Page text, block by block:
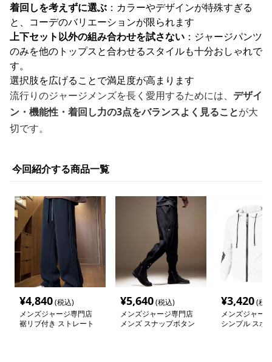
着回しを考えずに選ぶ ：カラーやデザインが特殊すぎる
と、コーデのバリエーションが限られます
上下セット以外の組み合わせを試さない ：ジャージパンツ
のみを他のトップスと合わせるスタイルも十分おしゃれで
す。
選択肢を広げることで満足度が高まります
流行りのジャージメンズを長く愛用するためには、 デザイ
ン・機能性・着回し力の3点をバランスよく見ることが大
切です。
今回紹介する商品一覧
¥4,840(税込)
メンズジャージ専門店
裾リブ付き ストレート
¥5,640(税込)
メンズジャージ専門店
メンズ スナップボタン
¥3,420(税
メンズジャー
シンプル スポ